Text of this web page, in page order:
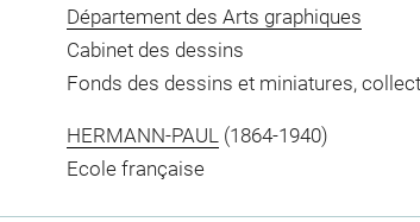
Département des Arts graphiques
Cabinet des dessins
Fonds des dessins et miniatures,
HERMANN-PAUL (1864-1940)
Ecole française